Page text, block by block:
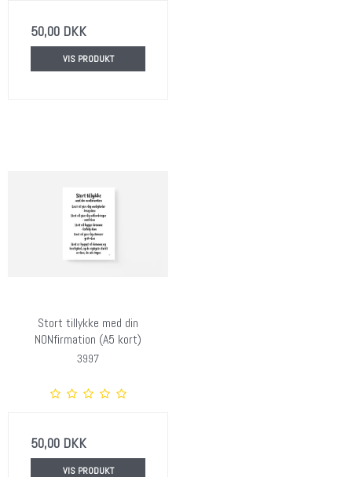
50,00 DKK
VIS PRODUKT
Stort tillykke med din
NONfirmation (A5 kort)
3997
50,00 DKK
VIS PRODUKT